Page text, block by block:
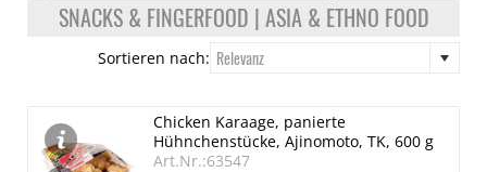
SNACKS & FINGERFOOD | ASIA & ETHNO FOOD
Sortieren nach: Relevanz
Chicken Karaage, panierte
Hühnchenstücke, Ajinomoto, TK, 600 g
Art.Nr.:63547